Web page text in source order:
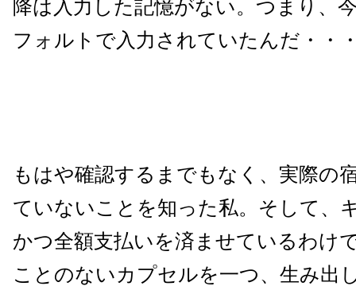
降は入力した記憶がない。つまり、
フォルトで入力されていたんだ・・
もはや確認するまでもなく、実際の
ていないことを知った私。そして、
かつ全額支払いを済ませているわけ
ことのないカプセルを一つ、生み出